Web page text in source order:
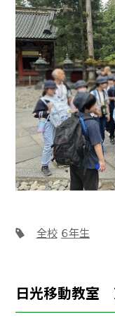
全校 ６年生
日光移動教室